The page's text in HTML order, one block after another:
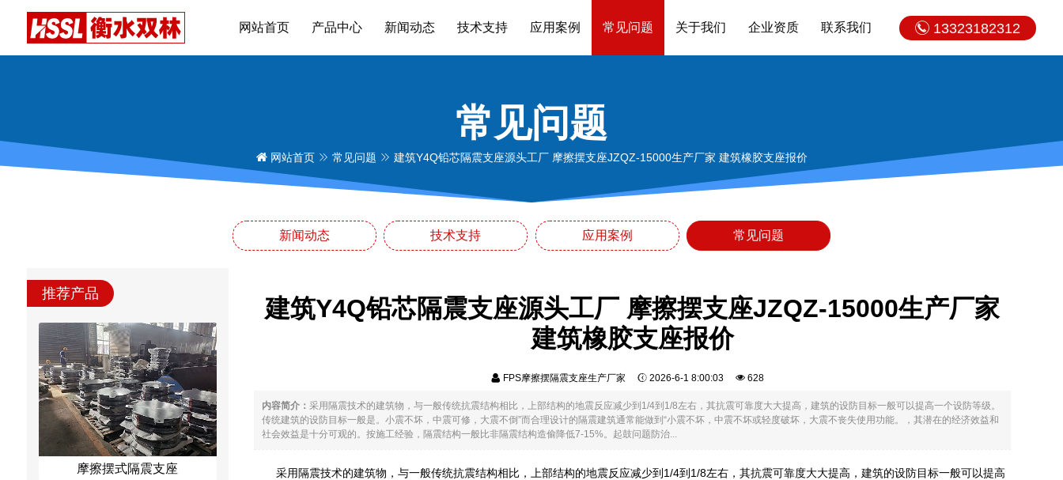
13323182312
网站首页 产品中心 新闻动态 技术支持 应用案例 常见问题 关于我们 企业资质 联系我们
常见问题
网站首页 常见问题 建筑Y4Q铅芯隔震支座源头工厂 摩擦摆支座JZQZ-15000生产厂家 建筑橡胶支座报价
新闻动态 技术支持 应用案例 常见问题
推荐产品
摩擦摆式隔震支座
建筑Y4Q铅芯隔震支座源头工厂 摩擦摆支座JZQZ-15000生产厂家
建筑橡胶支座报价
FPS摩擦摆隔震支座生产厂家 2026-6-1 8:00:03 628
内容简介： 采用隔震技术的建筑物，与一般传统抗震结构相比，上部结构的地震反应减少到1/4到1/8左右，其抗震可靠度大大提高，建筑的设防目标一般可以提高一个设防等级。
传统建筑的设防目标一般是。小震不坏，中震可修，大震不倒”而合理设计的隔震建筑通常能做到“小震不坏，中震不坏或轻度破坏，大震不丧失使用功能。，其潜在的经济效益和
社会效益是十分可观的。按施工经验，隔震结构一般比非隔震结构造偷降低7-15%。起鼓问题防治...
采用隔震技术的建筑物，与一般传统抗震结构相比，上部结构的地震反应减少到1/4到1/8左右，其抗震可靠度大大提高，建筑的设防目标一般可以提高